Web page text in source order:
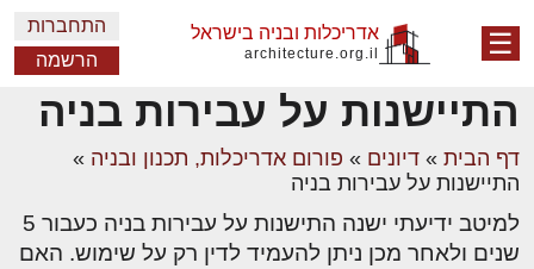
☰ אדריכלות ובניה בישראל
architecture.org.il
התחברות
הרשמה
התיישנות על עבירות בניה
דף הבית » דיונים » פורום אדריכלות, תכנון ובניה »
התיישנות על עבירות בניה
למיטב ידיעתי ישנה התישנות על עבירות בניה כעבור 5
שנים ולאחר מכן ניתן להעמיד לדין רק על שימוש. האם